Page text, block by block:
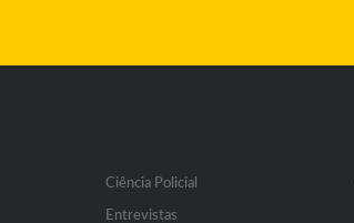
Ciência Policial
Entrevistas